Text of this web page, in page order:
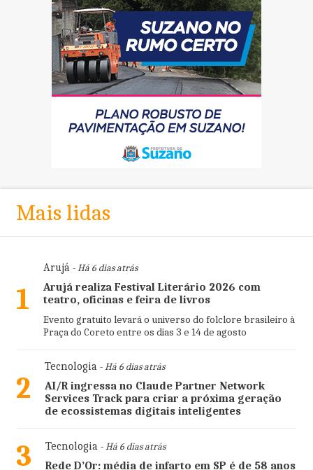
Mais lidas
1
Arujá- Há 6 dias atrás
Arujá realiza Festival Literário 2026 com
teatro, oficinas e feira de livros
Evento gratuito levará o universo do folclore brasileiro à
Praça do Coreto entre os dias 3 e 14 de agosto
2
Tecnologia- Há 6 dias atrás
AI/R ingressa no Claude Partner Network
Services Track para criar a próxima geração
de ecossistemas digitais inteligentes
3 Tecnologia- Há 6 dias atrás
Rede D’Or: média de infarto em SP é de 58 anos